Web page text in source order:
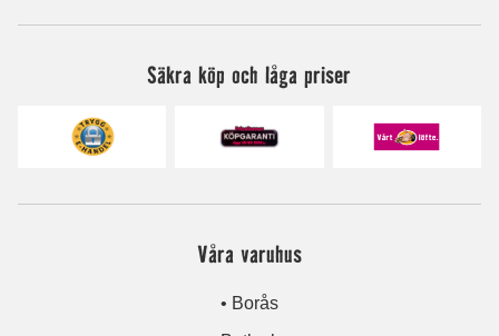
Säkra köp och låga priser
Våra varuhus
• Borås